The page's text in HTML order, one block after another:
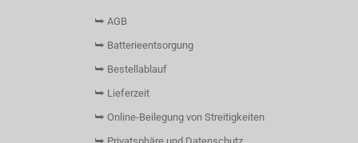
⮩ AGB
⮩ Batterieentsorgung
⮩ Bestellablauf
⮩ Lieferzeit
⮩ Online-Beilegung von Streitigkeiten